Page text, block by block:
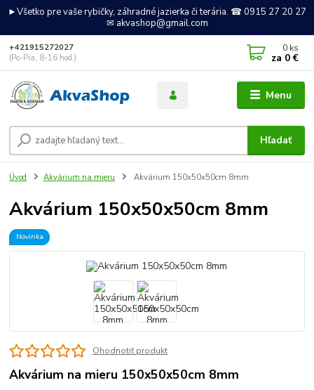
►Všetko pre vaše rybičky, záhradné jazierka či terária. ☎ 0915 27 20 27
✉ akvashop@gmail.com
Menu
Hľadať
+421915272027
(Po-Pia, 8-16 hod.)
0 ks
za 0 €
Úvod Akvárium na mieru Akvárium 150x50x50cm 8mm
Akvárium 150x50x50cm 8mm
Novinka
Ohodnotiť produkt
Akvárium na mieru 150x50x50cm 8mm